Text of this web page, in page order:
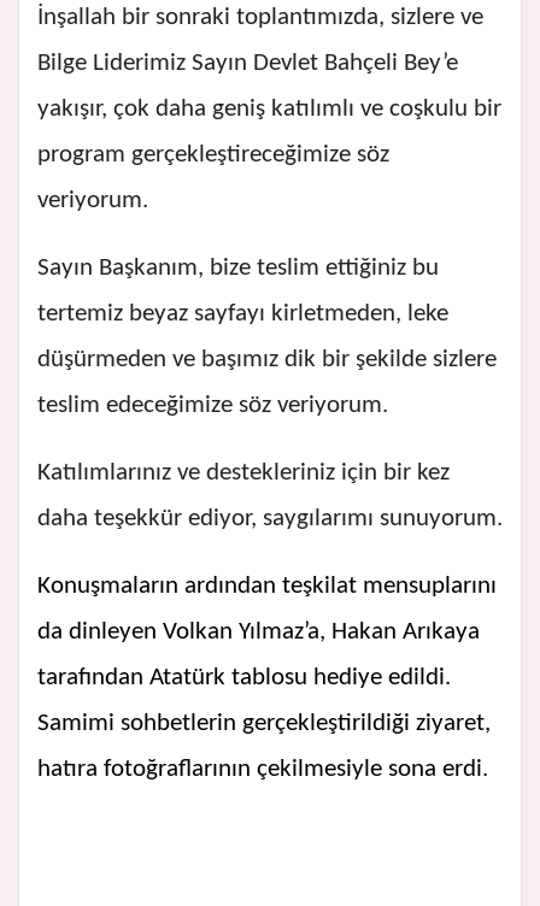
İnşallah bir sonraki toplantımızda, sizlere ve
Bilge Liderimiz Sayın Devlet Bahçeli Bey’e
yakışır, çok daha geniş katılımlı ve coşkulu bir
program gerçekleştireceğimize söz
veriyorum.
Sayın Başkanım, bize teslim ettiğiniz bu
tertemiz beyaz sayfayı kirletmeden, leke
düşürmeden ve başımız dik bir şekilde sizlere
teslim edeceğimize söz veriyorum.
Katılımlarınız ve destekleriniz için bir kez
daha teşekkür ediyor, saygılarımı sunuyorum.
Konuşmaların ardından teşkilat mensuplarını
da dinleyen Volkan Yılmaz’a, Hakan Arıkaya
tarafından Atatürk tablosu hediye edildi.
Samimi sohbetlerin gerçekleştirildiği ziyaret,
hatıra fotoğraflarının çekilmesiyle sona erdi.